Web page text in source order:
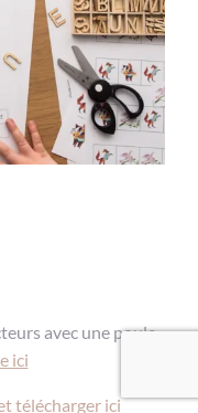
avec une poule
ici
télécharger ici